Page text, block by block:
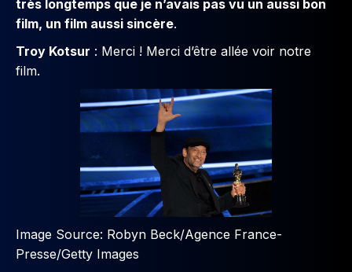
très longtemps que je n’avais pas vu un aussi bon
film, un film aussi sincère.
Troy Kotsur : Merci ! Merci d’être allée voir notre
film.
Image Source: Robyn Beck/Agence France-
Presse/Getty Images